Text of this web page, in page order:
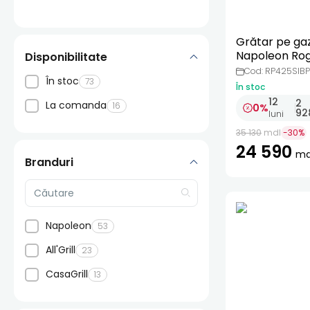
Disponibilitate
În stoc 73
La comanda 16
Branduri
Napoleon 53
All'Grill 23
CasaGrill 13
Grătar pe
Napoleon
425 inox, cu
Infrared +
Cod:
În stoc
0%12
luni
2
35 130 mdl -30%
24 590